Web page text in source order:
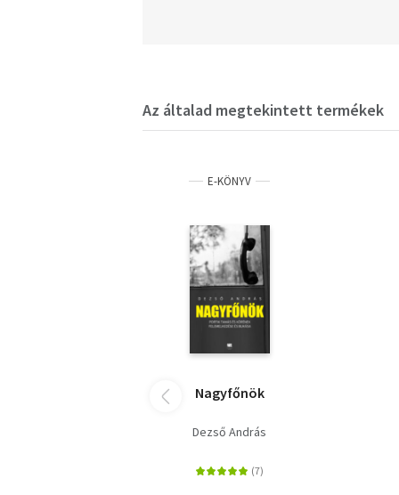
Az általad megtekintett termékek
E-KÖNYV
Nagyfőnök
Dezső András